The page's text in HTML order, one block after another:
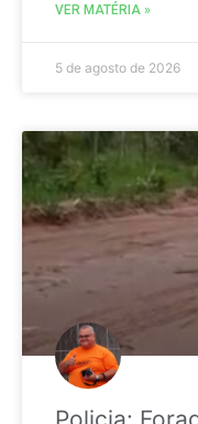
VER MATÉRIA »
5 de agosto de 2026